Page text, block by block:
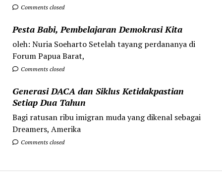
Comments closed
Pesta Babi, Pembelajaran Demokrasi Kita
oleh: Nuria Soeharto Setelah tayang perdananya di
Forum Papua Barat,
Comments closed
Generasi DACA dan Siklus Ketidakpastian
Setiap Dua Tahun
Bagi ratusan ribu imigran muda yang dikenal sebagai
Dreamers, Amerika
Comments closed